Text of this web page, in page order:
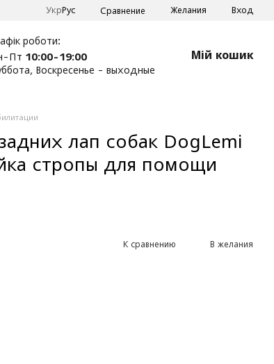
УкрРус Сравнение Желания Вход
роботи:
Пт 10:00-19:00
Воскресенье - выходные
Мій кошик
лап собак DogLemi
стропы для помощи
К сравнению В желания